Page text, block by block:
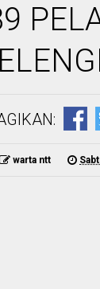
warta ntt